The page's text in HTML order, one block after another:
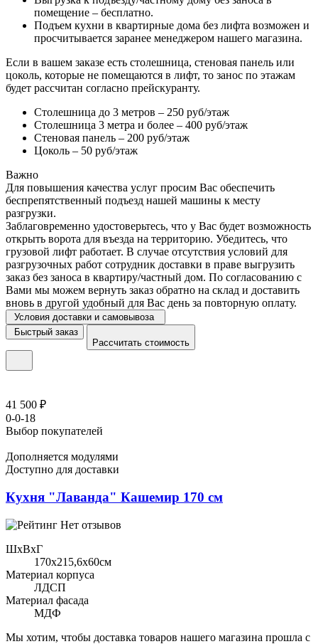
помещение – бесплатно.
Подъем кухни в квартирные дома без лифта возможен и
просчитывается заранее менеджером нашего магазина.
Если в вашем заказе есть столешница, стеновая панель или
цоколь, которые не помещаются в лифт, то занос по этажам
будет рассчитан согласно прейскуранту.
Столешница до 3 метров – 250 руб/этаж
Столешница 3 метра и более – 400 руб/этаж
Стеновая панель – 200 руб/этаж
Цоколь – 50 руб/этаж
Важно
Для повышения качества услуг просим Вас обеспечить
беспрепятственный подъезд нашей машины к месту
разгрузки.
Заблаговременно удостоверьтесь, что у Вас будет возможность
открыть ворота для въезда на территорию. Убедитесь, что
грузовой лифт работает. В случае отсутствия условий для
разгрузочных работ сотрудник доставки в праве выгрузить
заказ без заноса в квартиру/частный дом. По согласованию с
Вами мы можем вернуть заказ обратно на склад и доставить
вновь в другой удобный для Вас день за повторную оплату.
Условия доставки и самовывоза
Быстрый заказ
Рассчитать стоимость
41 500 ₽
0-0-18
Выбор покупателей
Дополняется модулями
Доступно для доставки
Кухня "Лаванда" Кашемир 170 см
Нет отзывов
ШхВхГ
170x215,6х60см
Материал корпуса
ЛДСП
Материал фасада
МДФ
Мы хотим, чтобы доставка товаров нашего магазина прошла с